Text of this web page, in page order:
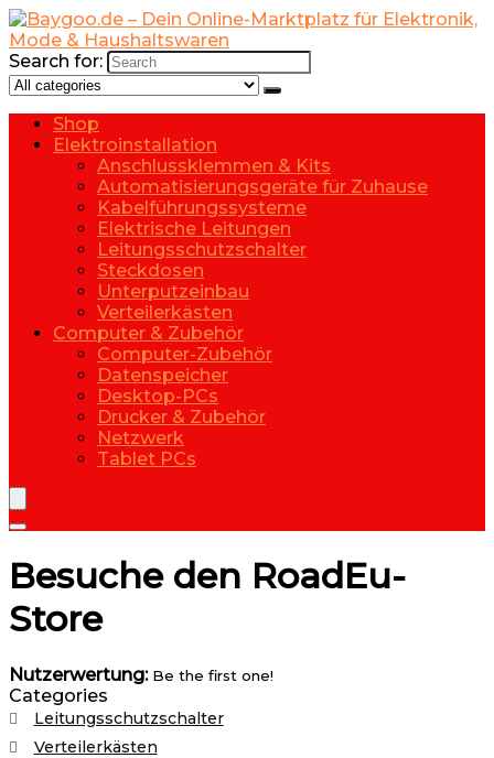
Search for:
Shop
Elektroinstallation
Anschlussklemmen & Kits
Automatisierungsgeräte für Zuhause
Kabelführungssysteme
Elektrische Leitungen
Leitungsschutzschalter
Steckdosen
Unterputzeinbau
Verteilerkästen
Computer & Zubehör
Computer-Zubehör
Datenspeicher
Desktop-PCs
Drucker & Zubehör
Netzwerk
Tablet PCs
Besuche den RoadEu-
Store
Nutzerwertung: Be the first one!
Categories
Leitungsschutzschalter
Verteilerkästen